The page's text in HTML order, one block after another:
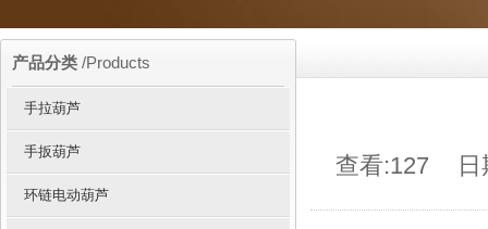
查看:127
产品分类 /Products
手拉葫芦
手扳葫芦
环链电动葫芦